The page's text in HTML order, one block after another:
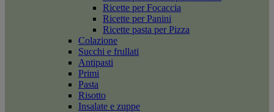
Ricette per Focaccia
Ricette per Panini
Ricette pasta per Pizza
Colazione
Succhi e frullati
Antipasti
Primi
Pasta
Risotto
Insalate e zuppe